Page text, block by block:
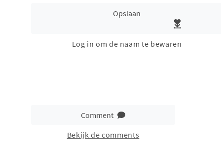
Opslaan
Log in om de naam te bewaren
Comment
Bekijk de comments